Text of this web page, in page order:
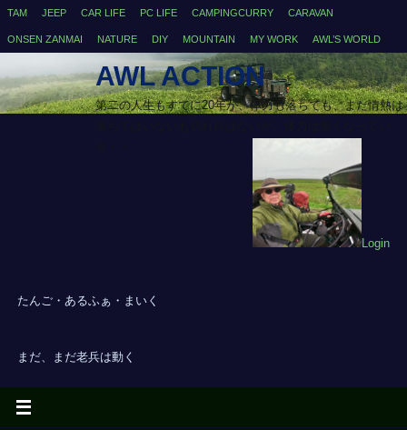
TAM JEEP CAR LIFE PC LIFE CAMPINGCURRY CARAVAN
ONSEN ZANMAI NATURE DIY MOUNTAIN MY WORK AWL’S WORLD
AWL ACTION
第二の人生もすでに20年が、体力も落ちても、まだ情熱は
Login
たんご・あるふぁ・まいく
まだ、まだ老兵は動く